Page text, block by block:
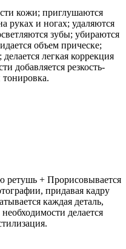
кожи; приглушаются
руках и ногах; удаляются
зубы; убираются
объем прическе;
легкая коррекция
добавляется резкость-
тонировка.
ретушь + Прорисовывается
придавая кадру
каждая деталь,
делается